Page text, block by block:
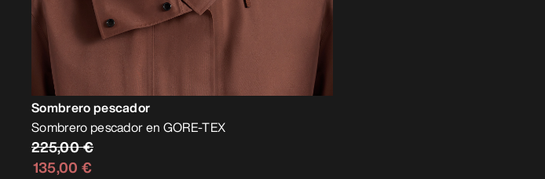
Sombrero pescador
Sombrero pescador en GORE-TEX
225,00 €
135,00 €